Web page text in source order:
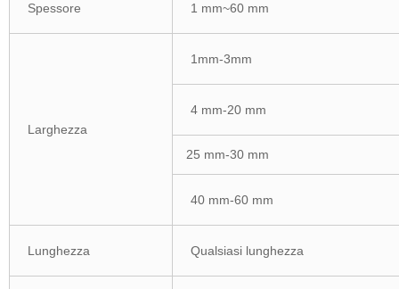
Spessore 1 mm~60 mm
Larghezza
1mm-3mm
4 mm-20 mm
25 mm-30 mm
40 mm-60 mm
Lunghezza Qualsiasi lunghezza